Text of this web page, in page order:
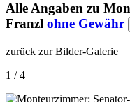
Alle Angaben zu
Franzl ohne Gewähr
zurück zur Bilder-Galerie
1 / 4